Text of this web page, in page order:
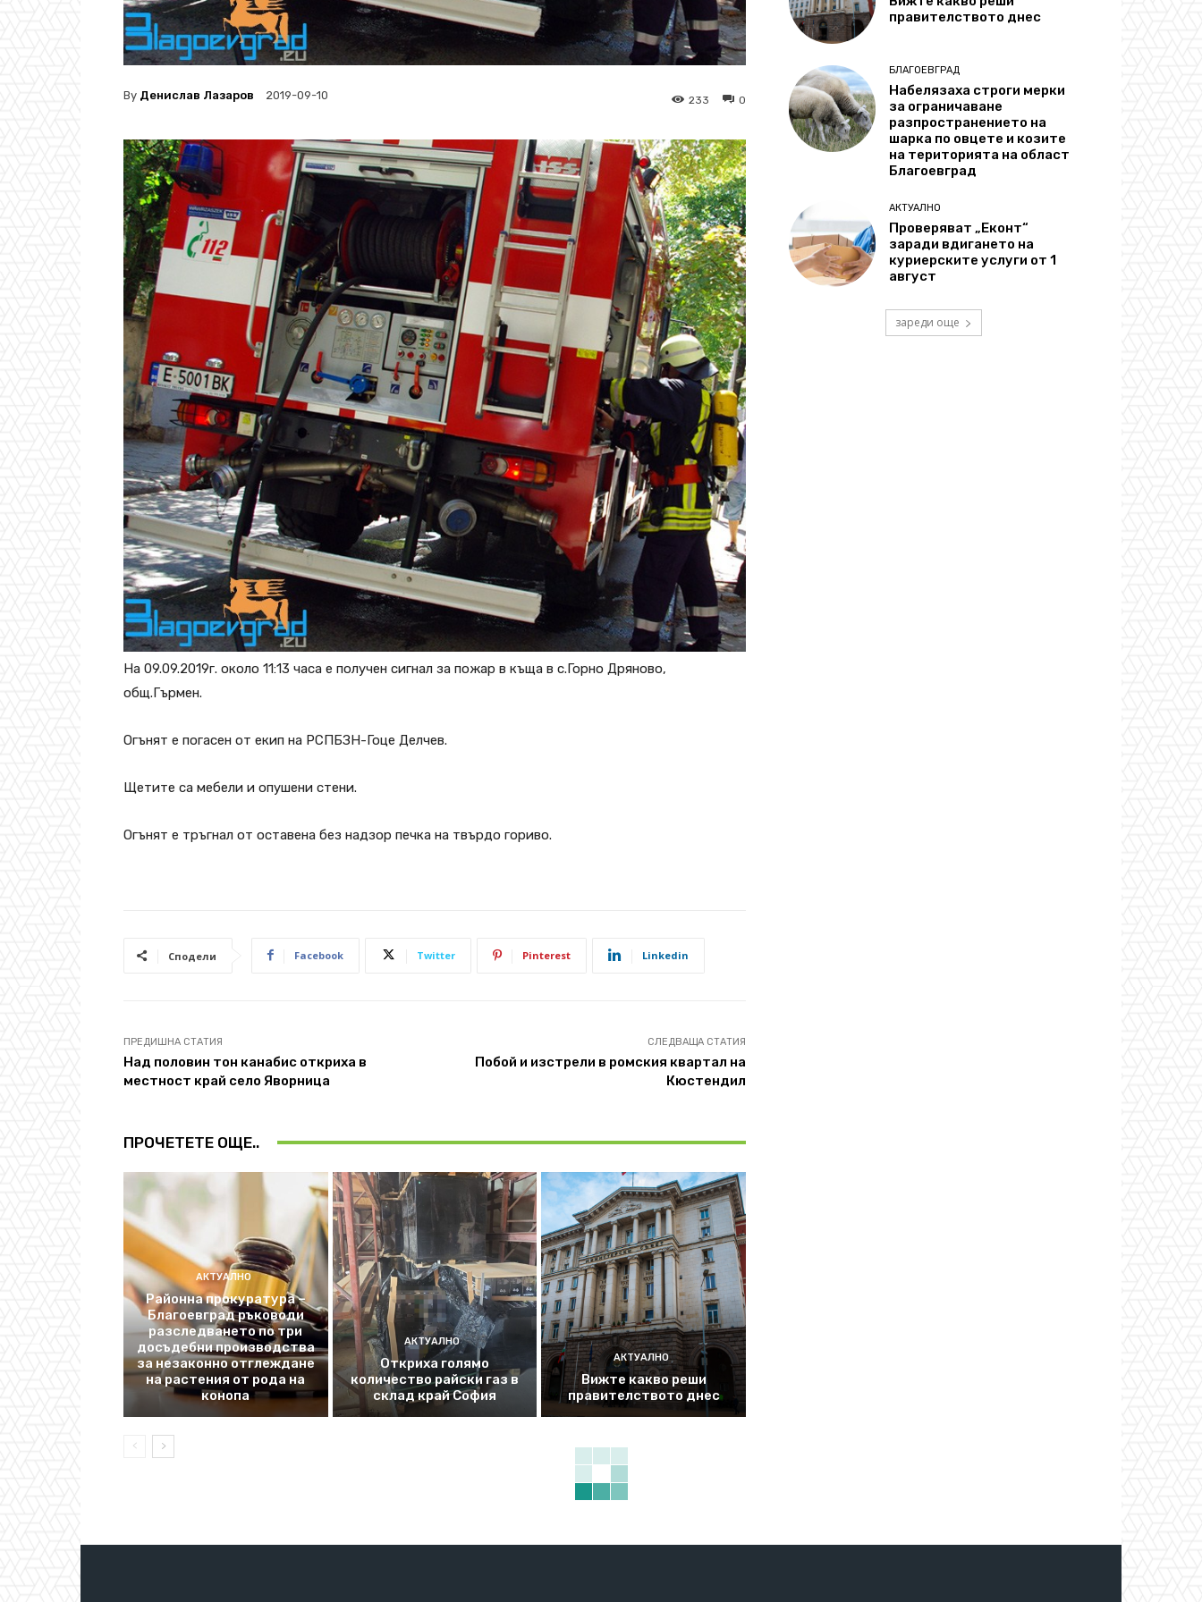
By Денислав Лазаров 2019-09-10 0
233
На 09.09.2019г. около 11:13 часа е получен сигнал за пожар в къща в с.Горно Дряново,
общ.Гърмен.
Огънят е погасен от екип на РСПБЗН-Гоце Делчев.
Щетите са мебели и опушени стени.
Огънят е тръгнал от оставена без надзор печка на твърдо гориво.
Сподели Facebook Twitter Pinterest Linkedin
ПРЕДИШНА СТАТИЯ
Над половин тон канабис откриха в
местност край село Яворница
СЛЕДВАЩА СТАТИЯ
Побой и изстрели в ромския квартал на
Кюстендил
ПРОЧЕТЕТЕ ОЩЕ..
АКТУАЛНО
Районна прокуратура –
Благоевград ръководи
разследването по три
досъдебни производства
за незаконно отглеждане
на растения от рода на
конопа
АКТУАЛНО
Откриха голямо
количество райски газ в
склад край София
АКТУАЛНО
Вижте какво реши
правителството днес
правителството днес
БЛАГОЕВГРАД
Набелязаха строги мерки
за ограничаване
разпространението на
шарка по овцете и козите
на територията на област
Благоевград
АКТУАЛНО
Проверяват „Еконт“
заради вдигането на
куриерските услуги от 1
август
зареди още